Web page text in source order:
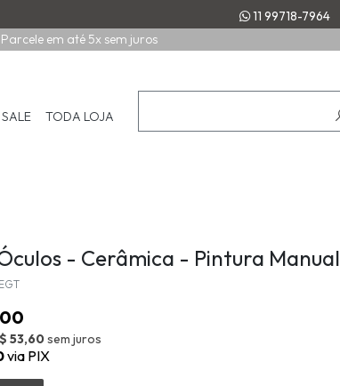
em até 5x sem juros
11 99718-7964
SALE TODA LOJA
- Cerâmica - Pintura Manual
53,60sem juros
via PIX